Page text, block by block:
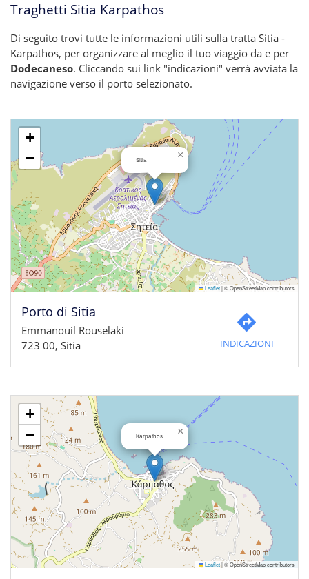
Traghetti Sitia Karpathos
Di seguito trovi tutte le informazioni utili sulla tratta Sitia -
Karpathos, per organizzare al meglio il tuo viaggio da e per
Dodecaneso. Cliccando sui link "indicazioni" verrà avviata la
navigazione verso il porto selezionato.
Sitia ×
+
−
Leaflet|© OpenStreetMap contributors
Porto di Sitia
Emmanouil Rouselaki
723 00, Sitia
INDICAZIONI
Karpathos ×
+
−
Leaflet|© OpenStreetMap contributors